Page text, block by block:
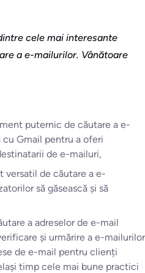
cele mai interesante
a e-mailurilor. Vânătoare
puternic de căutare a e-
Gmail pentru a oferi
de e-mailuri,
versatil de căutare a e-
să găsească și să
a adreselor de e-mail
și urmărire a e-mailurilor
de e-mail pentru clienți
timp cele mai bune practici